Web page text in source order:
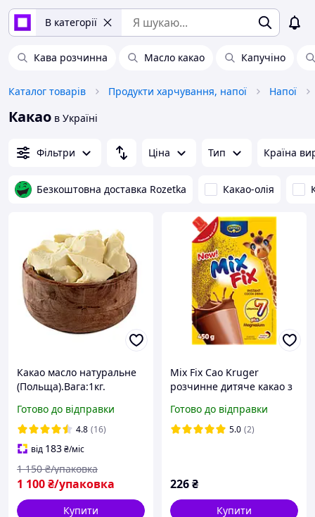
В категорії
Кава розчинна Масло какао Капучіно
Каталог товарів Продукти харчування, напої Напої
Какао в Україні
Фільтри Ціна Тип Країна
Безкоштовна доставка Rozetka Какао-олія
Какао масло натуральне
(Польща).Вага:1кг.
Готово до відправки
4.8 (16)
від 183₴/міс
1 100₴/упаковка
1 150 ₴/упаковка
Купити
Mix Fix Cao Kruger
розчинне дитяче какао з
(без глютену) 450г
(Німеччина)
Готово до відправки
5.0 (2)
226₴
Купити